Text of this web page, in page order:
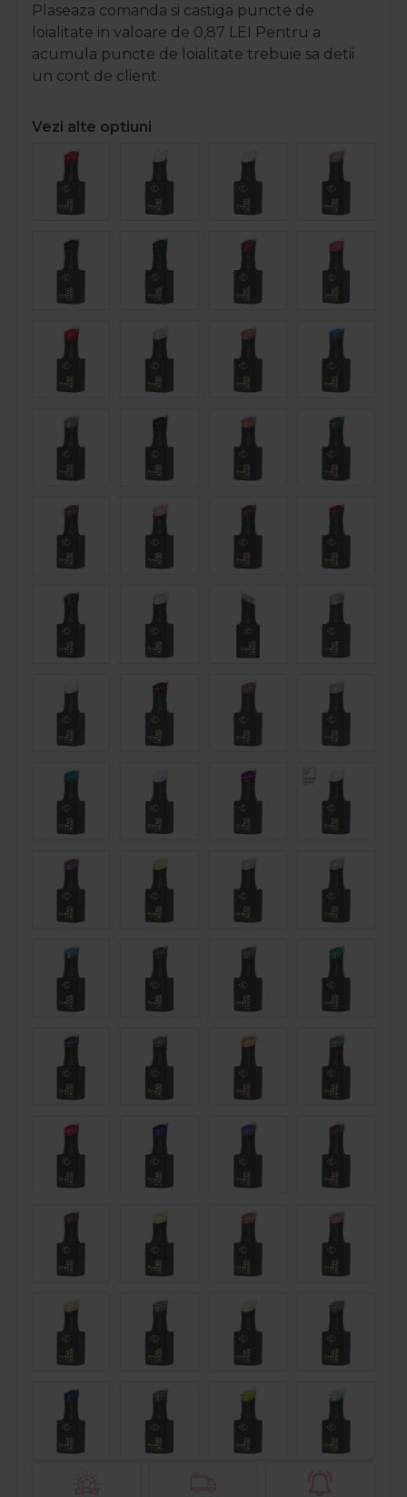
Plaseaza comanda si castiga puncte de
loialitate in valoare de 0,87 LEI Pentru a
acumula puncte de loialitate trebuie sa detii
un cont de client.
Vezi alte optiuni